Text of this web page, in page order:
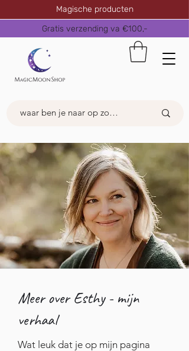
Magische producten
Gratis verzending va €100,-
Meer over Esthy - mijn
verhaal
Wat leuk dat je op mijn pagina